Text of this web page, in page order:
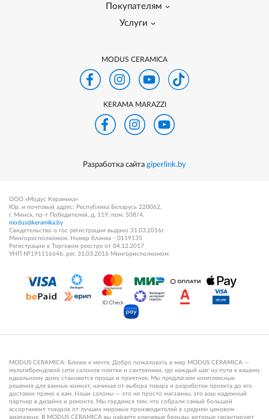
Покупателям
Услуги
MODUS CERAMICA
KERAMA MARAZZI
Разработка сайта giperlink.by
ООО «Модус Керамика»
Юр. и почтовый адрес: Республика Беларусь 220062,
г. Минск, пр-т Победителей, д. 119, пом. 508/4.
modus@keramika.by
Свидетельство о гос регистрации выдано 31.03.2016г.
Мингорисполкомом. Номер бланка - 0119135
Регистрации в Торговом реестре от 04.12.2017
УНП №191116646, рег. 31.03.2016 Мингорисполкомом
MODUS CERAMICA: Ближе к мечте. Добро пожаловать в мир MODUS CERAMICA —
мультибрендовой сети салонов плитки и сантехники, где каждый шаг на пути к вашему
идеальному дому становится проще и приятнее. Мы предлагаем комплексные
решения для ванных комнат, начиная от выбора товара и разработки проекта до его
доставки прямо к вам. Наши салоны — это не просто магазины, это ваш надежный
партнер в дизайне и ремонте. Мы гордимся тем, что собрали самый большой
ассортимент товаров от лучших мировых производителей в среднем ценовом
диапазоне. В MODUS CERAMICA вы найдете ключевые бренды, которые гарантируют